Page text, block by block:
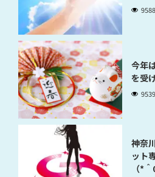
今年
を受
神奈
ット
（*